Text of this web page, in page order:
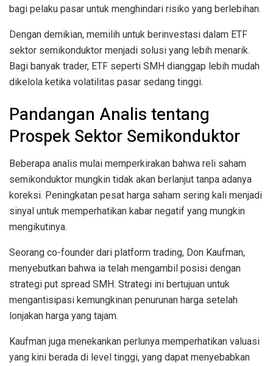
bagi pelaku pasar untuk menghindari risiko yang berlebihan.
Dengan demikian, memilih untuk berinvestasi dalam ETF
sektor semikonduktor menjadi solusi yang lebih menarik.
Bagi banyak trader, ETF seperti SMH dianggap lebih mudah
dikelola ketika volatilitas pasar sedang tinggi.
Pandangan Analis tentang
Prospek Sektor Semikonduktor
Beberapa analis mulai memperkirakan bahwa reli saham
semikonduktor mungkin tidak akan berlanjut tanpa adanya
koreksi. Peningkatan pesat harga saham sering kali menjadi
sinyal untuk memperhatikan kabar negatif yang mungkin
mengikutinya.
Seorang co-founder dari platform trading, Don Kaufman,
menyebutkan bahwa ia telah mengambil posisi dengan
strategi put spread SMH. Strategi ini bertujuan untuk
mengantisipasi kemungkinan penurunan harga setelah
lonjakan harga yang tajam.
Kaufman juga menekankan perlunya memperhatikan valuasi
yang kini berada di level tinggi, yang dapat menyebabkan